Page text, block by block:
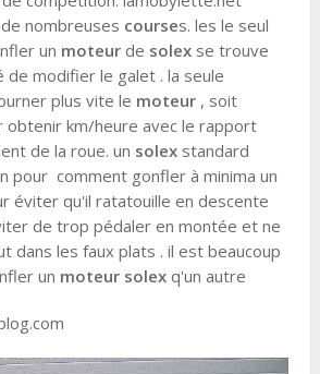
nombreuses courses. les le seul
un moteurde solexse trouve
de modifier le galet . la seule
plus vite le moteur, soit
obtenir km/heure avec le rapport
de la roue. un solexstandard
pour comment gonfler à minima un
éviter qu'il ratatouille en descente
de trop pédaler en montée et ne
dans les faux plats . il est beaucoup
un moteur solexq'un autre